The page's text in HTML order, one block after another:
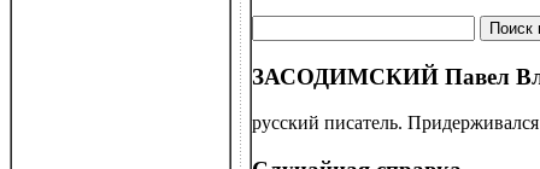
ЗАСОДИМСКИЙ Павел
русский писатель.